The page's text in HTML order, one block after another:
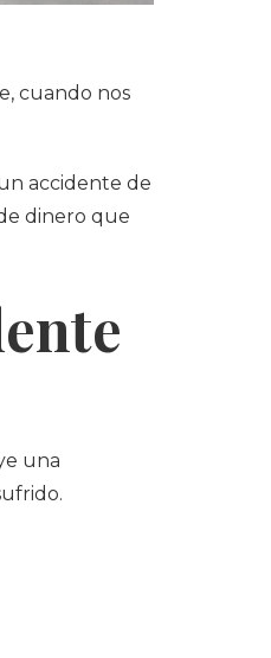
cuando nos
accidente de
dinero que
una